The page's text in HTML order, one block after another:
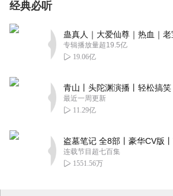
经典必听
专辑播放量超19.5亿
19.06亿
最近一周更新
11.29亿
连载节目超七百集
1551.56万